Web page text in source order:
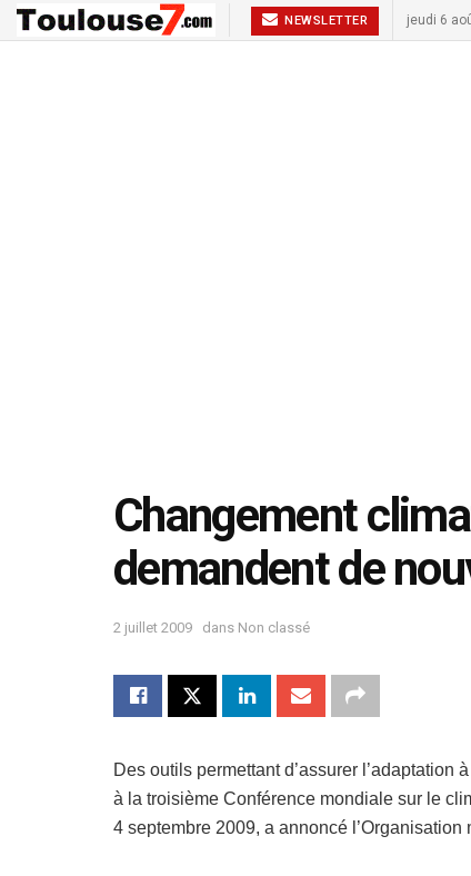
NEWSLETTER jeudi 6
Changement
demandent de
2 juillet 2009 dans Non classé
Des outils permettant d’assurer
à la troisième Conférence mondiale sur le
4 septembre 2009, a annoncé